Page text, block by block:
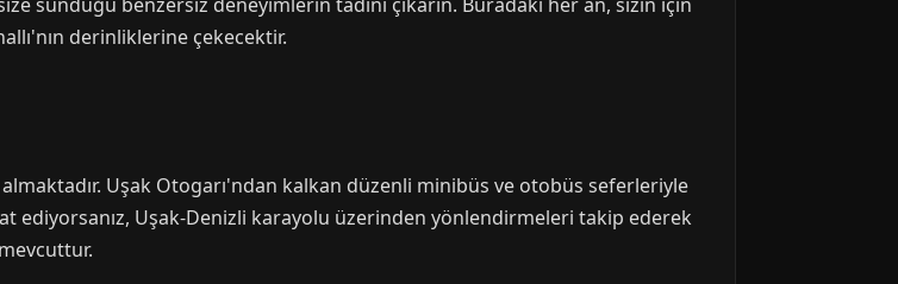
derinliklerine çekecektir.
Uşak Otogarı'ndan kalkan düzenli minibüs ve otobüs seferleriyle
ediyorsanız, Uşak-Denizli karayolu üzerinden yönlendirmeleri takip ederek